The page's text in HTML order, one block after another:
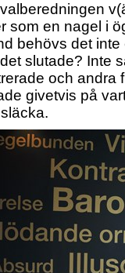
som en nagel i
behövs det
slutade? Inte
och andra
givetvis på